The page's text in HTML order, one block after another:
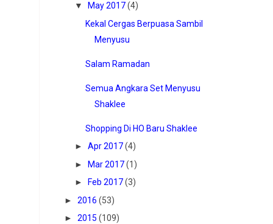
▼
May 2017 (4)
Kekal Cergas Berpuasa Sambil
Menyusu
Salam Ramadan
Semua Angkara Set Menyusu
Shaklee
Shopping Di HO Baru Shaklee
► Apr 2017 (4)
►
Mar 2017 (1)
►
Feb 2017 (3)
► 2016 (53)
► 2015 (109)